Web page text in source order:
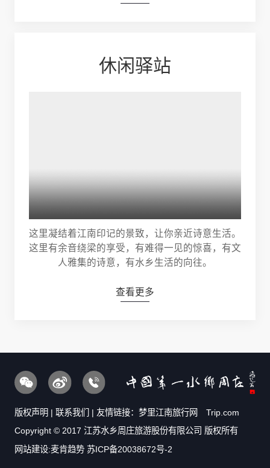
休闲驿站
这里凝结着江南印记的景致，让你亲近诗意生活。
这里有余音绕梁的享受，有难得一见的惊喜，有文
人雅集的诗意，有水乡生活的向往。
查看更多
版权声明 | 联系我们 | 友情链接： 梦里江南旅行网
Trip.com
Copyright © 2017 江苏水乡周庄旅游股份有限公司 版权所有
网站建设:麦肯趋势 苏ICP备20038672号-2